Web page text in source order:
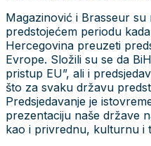
Magazinović i Brasseur su
predstojećem periodu
Hercegovina preuzeti
Evrope. Složili su se da
pristup EU”, ali i
što za svaku državu
Predsjedavanje je
prezentaciju naše države
kao i privrednu, kulturnu i